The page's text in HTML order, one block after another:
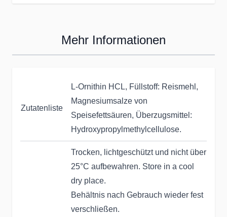
Mehr Informationen
Zutatenliste
L-Ornithin HCL, Füllstoff: Reismehl,
Magnesiumsalze von
Speisefettsäuren, Überzugsmittel:
Hydroxypropylmethylcellulose.
Trocken, lichtgeschützt und nicht über
25°C aufbewahren. Store in a cool
dry place.
Behältnis nach Gebrauch wieder fest
verschließen.